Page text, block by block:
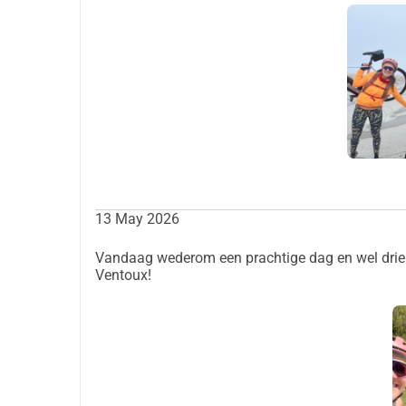
onze vingers geteld, gelukkig nog 10. Eenmaal
niet aan de sneeuw wilden wagen. Het weer
13 May 2026
Vandaag wederom een prachtige dag en wel
Ventoux!